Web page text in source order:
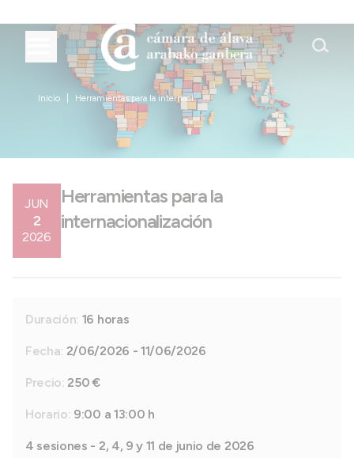
Inicio Herramientas para la internaci...
JUN
2
2026
Herramientas para la
internacionalización
Duración: 16 horas
Fecha: 2/06/2026 - 11/06/2026
Precio:250 €
Horario: 9:00 a 13:00 h
4 sesiones - 2, 4, 9 y 11 de junio de 2026